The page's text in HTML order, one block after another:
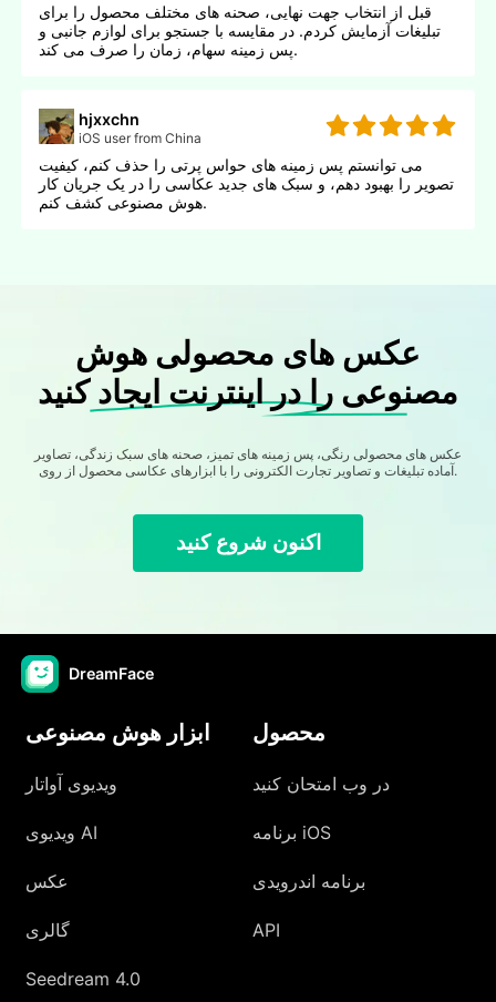
قبل از انتخاب جهت نهایی، صحنه های مختلف محصول را برای
تبلیغات آزمایش کردم. در مقایسه با جستجو برای لوازم جانبی و
پس زمینه سهام، زمان را صرف می کند.
hjxxchn
iOS user from China
می توانستم پس زمینه های حواس پرتی را حذف کنم، کیفیت
تصویر را بهبود دهم، و سبک های جدید عکاسی را در یک جریان کار
هوش مصنوعی کشف کنم.
عکس های محصولی هوش
مصنوعی را در اینترنت ایجاد کنید
عکس های محصولی رنگی، پس زمینه های تمیز، صحنه های سبک زندگی، تصاویر
آماده تبلیغات و تصاویر تجارت الکترونی را با ابزارهای عکاسی محصول از روی.
اکنون شروع کنید
DreamFace
ابزار هوش مصنوعی
ویدیوی آواتار
ویدیوی AI
عکس
گالری
Seedream 4.0
محصول
در وب امتحان کنید
برنامه iOS
برنامه اندرویدی
API